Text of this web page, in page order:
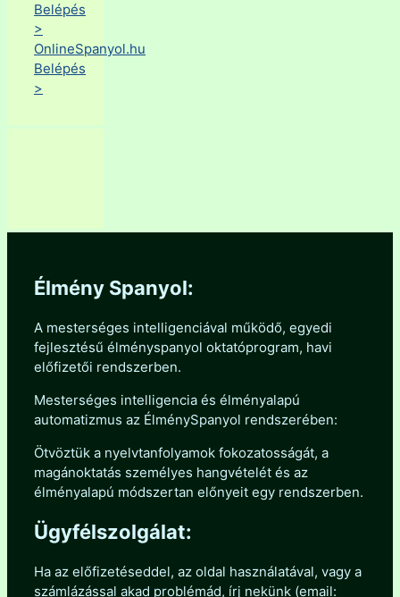
Belépés
>
OnlineSpanyol.hu
Belépés
>
Élmény Spanyol:
A mesterséges intelligenciával működő, egyedi
fejlesztésű élményspanyol oktatóprogram, havi
előfizetői rendszerben.
Mesterséges intelligencia és élményalapú
automatizmus az ÉlménySpanyol rendszerében:
Ötvöztük a nyelvtanfolyamok fokozatosságát, a
magánoktatás személyes hangvételét és az
élményalapú módszertan előnyeit egy rendszerben.
Ügyfélszolgálat:
Ha az előfizetéseddel, az oldal használatával, vagy a
számlázással akad problémád, írj nekünk (email: